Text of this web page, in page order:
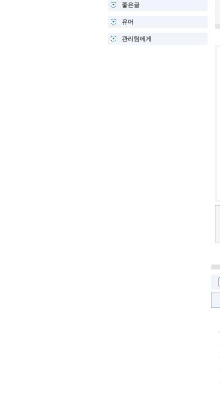
좋은글
유머
관리팀에게